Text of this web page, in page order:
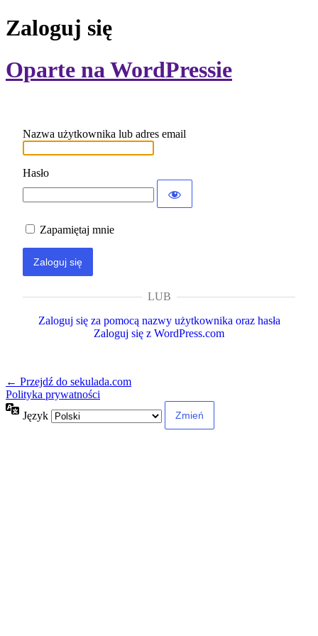
Zaloguj się
Oparte na WordPressie
Nazwa użytkownika lub adres email
Hasło
Zapamiętaj mnie
LUB
Zaloguj się za pomocą nazwy użytkownika oraz hasła
Zaloguj się z WordPress.com
← Przejdź do sekulada.com
Polityka prywatności
Język